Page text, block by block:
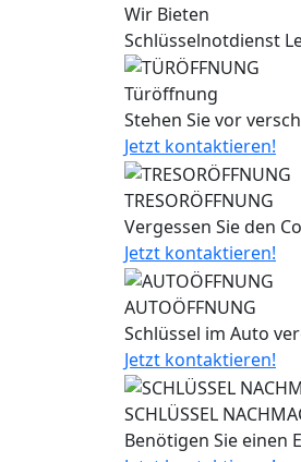
Wir Bieten
Schlüsselnotdienst
Türöffnung
Stehen Sie vor
Jetzt kontaktieren!
TRESORÖFFNUNG
Vergessen Sie den
Jetzt kontaktieren!
AUTOÖFFNUNG
Schlüssel im Auto
Jetzt kontaktieren!
SCHLÜSSEL
Benötigen Sie einen